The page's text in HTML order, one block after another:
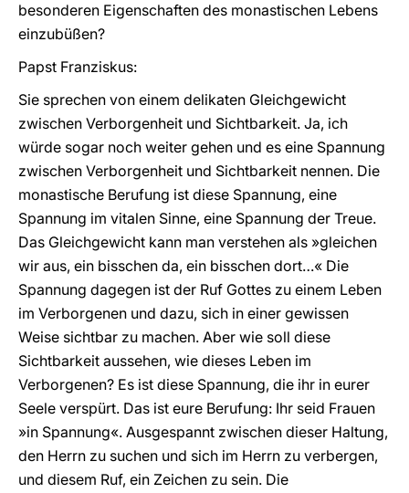
besonderen Eigenschaften des monastischen Lebens
einzubüßen?
Papst Franziskus:
Sie sprechen von einem delikaten Gleichgewicht
zwischen Verborgenheit und Sichtbarkeit. Ja, ich
würde sogar noch weiter gehen und es eine Spannung
zwischen Verborgenheit und Sichtbarkeit nennen. Die
monastische Berufung ist diese Spannung, eine
Spannung im vitalen Sinne, eine Spannung der Treue.
Das Gleichgewicht kann man verstehen als »gleichen
wir aus, ein bisschen da, ein bisschen dort…« Die
Spannung dagegen ist der Ruf Gottes zu einem Leben
im Verborgenen und dazu, sich in einer gewissen
Weise sichtbar zu machen. Aber wie soll diese
Sichtbarkeit aussehen, wie dieses Leben im
Verborgenen? Es ist diese Spannung, die ihr in eurer
Seele verspürt. Das ist eure Berufung: Ihr seid Frauen
»in Spannung«. Ausgespannt zwischen dieser Haltung,
den Herrn zu suchen und sich im Herrn zu verbergen,
und diesem Ruf, ein Zeichen zu sein. Die